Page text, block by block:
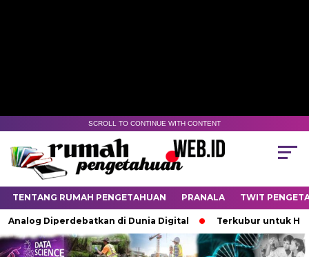
SCROLL TO CONTINUE WITH CONTENT
TENTANG RUMAH PENGETAHUAN PRANALA TWIT
Diperdebatkan di Dunia Digital Terkubur untuk Hidup